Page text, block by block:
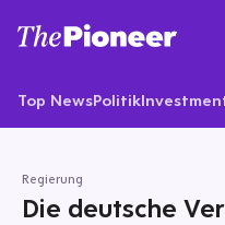
Top NewsPolitik
Regierung
Die deutsche